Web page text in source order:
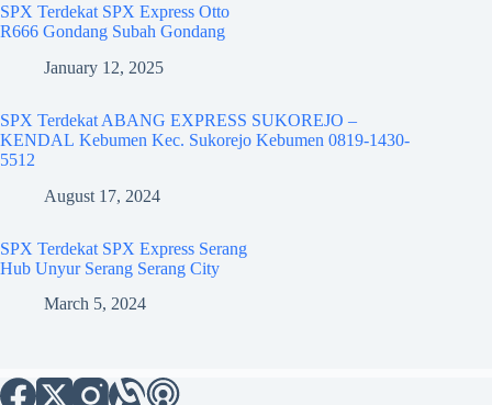
SPX Terdekat SPX Express Otto
R666 Gondang Subah Gondang
January 12, 2025
SPX Terdekat ABANG EXPRESS SUKOREJO –
KENDAL Kebumen Kec. Sukorejo Kebumen 0819-1430-
5512
August 17, 2024
SPX Terdekat SPX Express Serang
Hub Unyur Serang Serang City
March 5, 2024